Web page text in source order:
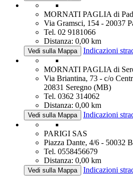
MORNATI PAGLIA di
Via Gramsci, 154 - 20037
Tel. 02 9181066
Distanza: 0,00 km
Vedi sulla Mappa Indicazioni
MORNATI PAGLIA di
Via Briantina, 73 - c/o
20831 Seregno (MB)
Tel. 0362 314062
Distanza: 0,00 km
Vedi sulla Mappa Indicazioni
PARIGI SAS
Piazza Dante, 4/6 - 50032
Tel. 0558456679
Distanza: 0,00 km
Vedi sulla Mappa Indicazioni